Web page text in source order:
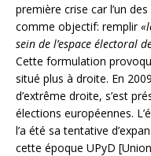
première crise car l’un
comme objectif: remplir
sein de l’espace électoral
Cette formulation
situé plus à droite. En
d’extrême droite, s’est
élections européennes.
l’a été sa tentative
cette époque UPyD